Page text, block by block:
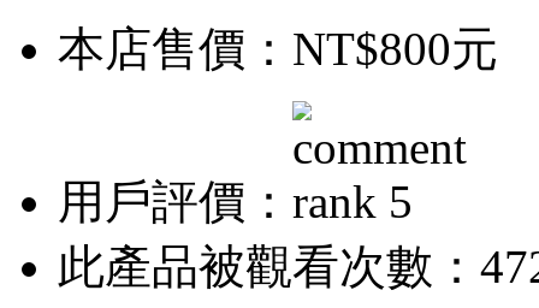
本店售價： NT$800元
用戶評價：
此產品被觀看次數：